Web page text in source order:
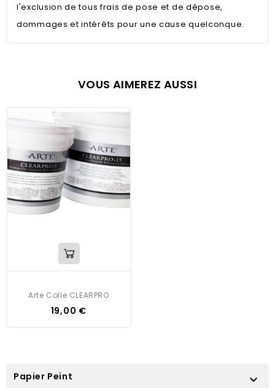
l'exclusion de tous frais de pose et de dépose,
dommages et intérêts pour une cause quelconque.
VOUS AIMEREZ AUSSI
Arte Colle CLEARPRO
Prix
19,00 €
Papier Peint 